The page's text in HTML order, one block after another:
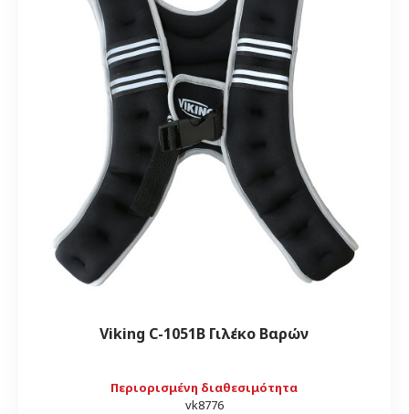
Περιορισμένη διαθεσιμότητα
vk8776
Viking C-1051B Γιλέκο Βαρών